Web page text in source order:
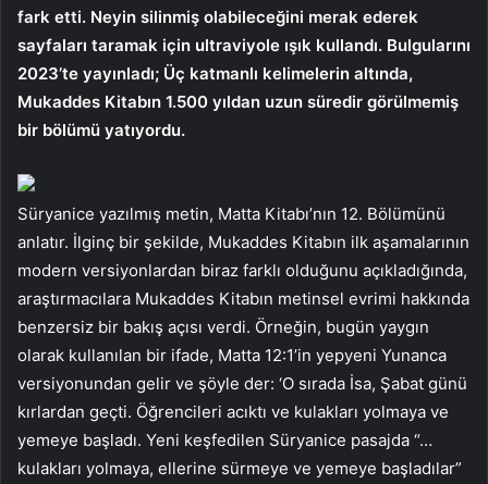
fark etti. Neyin silinmiş olabileceğini merak ederek
sayfaları taramak için ultraviyole ışık kullandı. Bulgularını
2023’te yayınladı; Üç katmanlı kelimelerin altında,
Mukaddes Kitabın 1.500 yıldan uzun süredir görülmemiş
bir bölümü yatıyordu.
Süryanice yazılmış metin, Matta Kitabı’nın 12. Bölümünü
anlatır. İlginç bir şekilde, Mukaddes Kitabın ilk aşamalarının
modern versiyonlardan biraz farklı olduğunu açıkladığında,
araştırmacılara Mukaddes Kitabın metinsel evrimi hakkında
benzersiz bir bakış açısı verdi. Örneğin, bugün yaygın
olarak kullanılan bir ifade, Matta 12:1’in yepyeni Yunanca
versiyonundan gelir ve şöyle der: ‘O sırada İsa, Şabat günü
kırlardan geçti. Öğrencileri acıktı ve kulakları yolmaya ve
yemeye başladı. Yeni keşfedilen Süryanice pasajda “…
kulakları yolmaya, ellerine sürmeye ve yemeye başladılar”